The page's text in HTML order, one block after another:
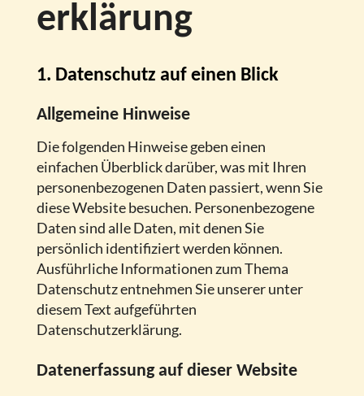
erklärung
1. Datenschutz auf einen Blick
Allgemeine Hinweise
Die folgenden Hinweise geben einen
einfachen Überblick darüber, was mit Ihren
personenbezogenen Daten passiert, wenn Sie
diese Website besuchen. Personenbezogene
Daten sind alle Daten, mit denen Sie
persönlich identifiziert werden können.
Ausführliche Informationen zum Thema
Datenschutz entnehmen Sie unserer unter
diesem Text aufgeführten
Datenschutzerklärung.
Datenerfassung auf dieser Website